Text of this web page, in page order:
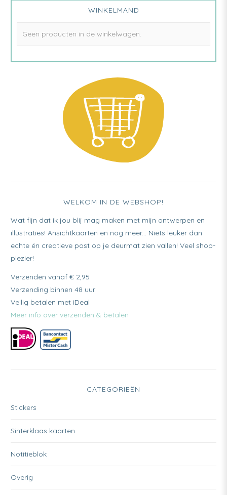
worden
de
WINKELMAND
Geen producten in de winkelwagen.
WELKOM IN DE WEBSHOP!
Wat fijn dat ik jou blij mag maken met mijn ontwerpen en
illustraties! Ansichtkaarten en nog meer... Niets leuker dan
echte én creatieve post op je deurmat zien vallen! Veel shop-
plezier!
Verzenden vanaf € 2,95
Verzending binnen 48 uur
Veilig betalen met iDeal
Meer info over verzenden & betalen
CATEGORIEËN
Stickers
Sinterklaas kaarten
Notitieblok
Overig